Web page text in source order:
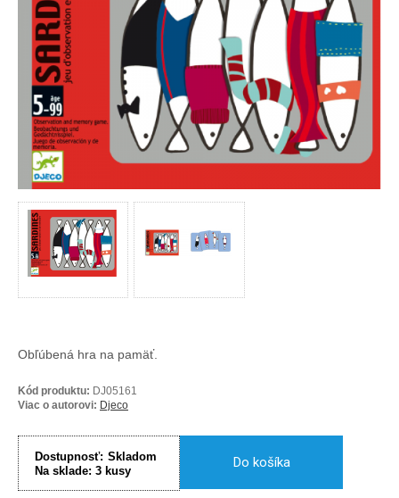
Obľúbená hra na pamäť.
Kód produktu: DJ05161
Viac o autorovi: Djeco
Dostupnosť: Skladom
Na sklade: 3 kusy
Do košíka